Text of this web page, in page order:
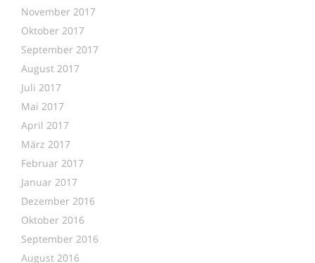
November 2017
Oktober 2017
September 2017
August 2017
Juli 2017
Mai 2017
April 2017
März 2017
Februar 2017
Januar 2017
Dezember 2016
Oktober 2016
September 2016
August 2016